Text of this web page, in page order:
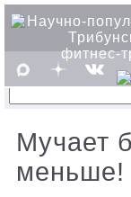
Мучает
меньше!